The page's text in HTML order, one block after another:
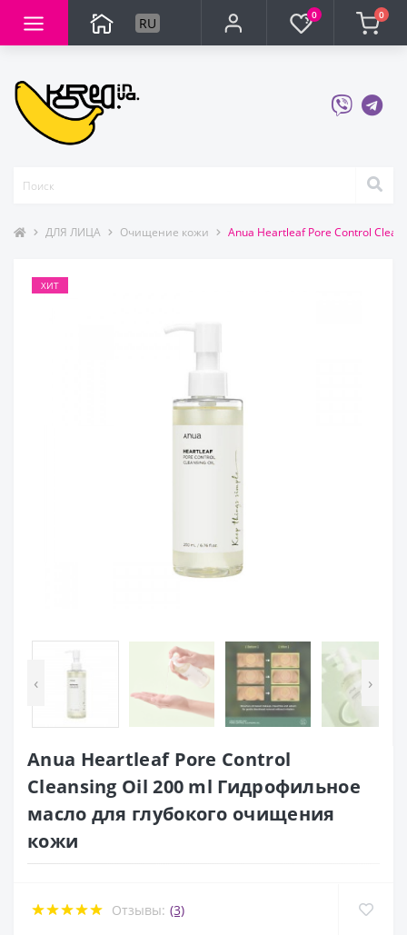
RU 0 0
ДЛЯ ЛИЦА Очищение кожи Anua Heartleaf Pore Control
ХИТ
‹ ›
Anua Heartleaf Pore Control
Cleansing Oil 200 ml Гидрофильное
масло для глубокого очищения
кожи
Отзывы: (3)